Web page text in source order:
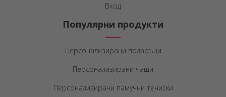
Вход
Популярни продукти
Персонализирани подаръци
Персонализирани чаши
Персонализирани памучни тениски